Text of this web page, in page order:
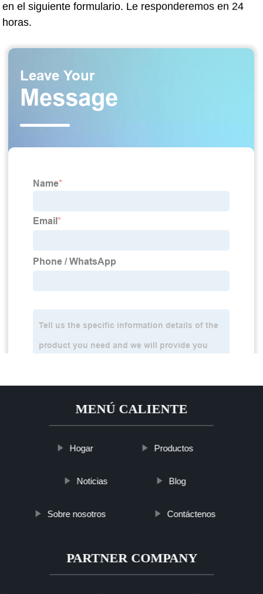
en el siguiente formulario. Le responderemos en 24
horas.
MENÚ CALIENTE
Hogar Productos
Noticias Blog
Sobre nosotros Contáctenos
PARTNER COMPANY